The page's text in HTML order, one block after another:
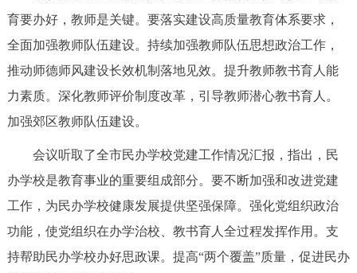
育要办好，教师是关键。要落实建设高质量教育体系要求，
全面加强教师队伍建设。持续加强教师队伍思想政治工作，
推动师德师风建设长效机制落地见效。提升教师教书育人能
力素质。深化教师评价制度改革，引导教师潜心教书育人。
加强郊区教师队伍建设。
会议听取了全市民办学校党建工作情况汇报，指出，民
办学校是教育事业的重要组成部分。要不断加强和改进党建
工作，为民办学校健康发展提供坚强保障。强化党组织政治
功能，使党组织在办学治校、教书育人全过程发挥作用。支
持帮助民办学校办好思政课。提高“两个覆盖”质量，促进民办